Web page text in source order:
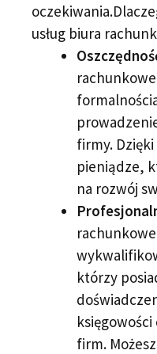
usług biura
firmy.
pieniądze,
na rozwój
którzy
firm.